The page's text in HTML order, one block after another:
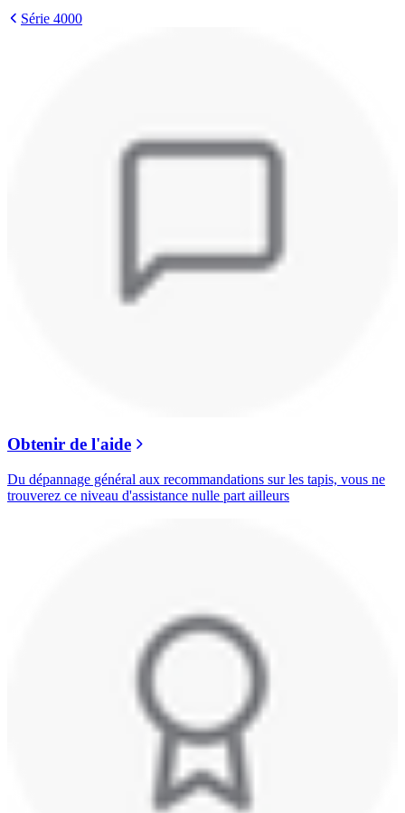
Série 4000
Obtenir de l'aide
Du dépannage général aux recommandations sur les tapis, vous ne
trouverez ce niveau d'assistance nulle part ailleurs